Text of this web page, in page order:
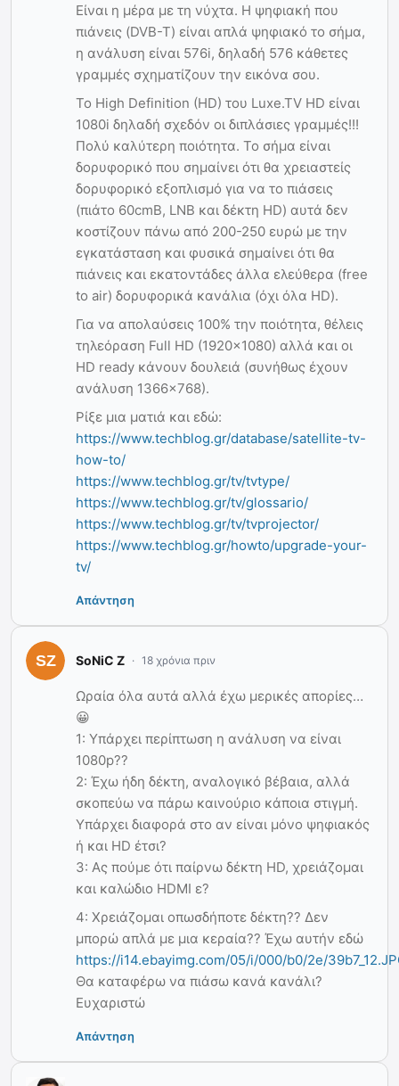
Είναι η μέρα με τη νύχτα. Η ψηφιακή που
πιάνεις (DVB-T) είναι απλά ψηφιακό το σήμα,
η ανάλυση είναι 576i, δηλαδή 576 κάθετες
γραμμές σχηματίζουν την εικόνα σου.
Το High Definition (HD) του Luxe.TV HD είναι
1080i δηλαδή σχεδόν οι διπλάσιες γραμμές!!!
Πολύ καλύτερη ποιότητα. Το σήμα είναι
δορυφορικό που σημαίνει ότι θα χρειαστείς
δορυφορικό εξοπλισμό για να το πιάσεις
(πιάτο 60cmB, LNB και δέκτη HD) αυτά δεν
κοστίζουν πάνω από 200-250 ευρώ με την
εγκατάσταση και φυσικά σημαίνει ότι θα
πιάνεις και εκατοντάδες άλλα ελεύθερα (free
to air) δορυφορικά κανάλια (όχι όλα HD).
Για να απολαύσεις 100% την ποιότητα, θέλεις
τηλεόραση Full HD (1920×1080) αλλά και οι
HD ready κάνουν δουλειά (συνήθως έχουν
ανάλυση 1366×768).
Ρίξε μια ματιά και εδώ:
https://www.techblog.gr/database/satellite-tv-
how-to/
https://www.techblog.gr/tv/tvtype/
https://www.techblog.gr/tv/glossario/
https://www.techblog.gr/tv/tvprojector/
https://www.techblog.gr/howto/upgrade-your-
tv/
Απάντηση
SoNiC Z 18 χρόνια πριν
Ωραία όλα αυτά αλλά έχω μερικές απορίες…
😀
1: Υπάρχει περίπτωση η ανάλυση να είναι
1080p??
2: Έχω ήδη δέκτη, αναλογικό βέβαια, αλλά
σκοπεύω να πάρω καινούριο κάποια στιγμή.
Υπάρχει διαφορά στο αν είναι μόνο ψηφιακός
ή και HD έτσι?
3: Ας πούμε ότι παίρνω δέκτη HD, χρειάζομαι
και καλώδιο HDMI ε?
4: Χρειάζομαι οπωσδήποτε δέκτη?? Δεν
μπορώ απλά με μια κεραία?? Έχω αυτήν εδώ
https://i14.ebayimg.com/05/i/000/b0/2e/
Θα καταφέρω να πιάσω κανά κανάλι?
Ευχαριστώ
Απάντηση